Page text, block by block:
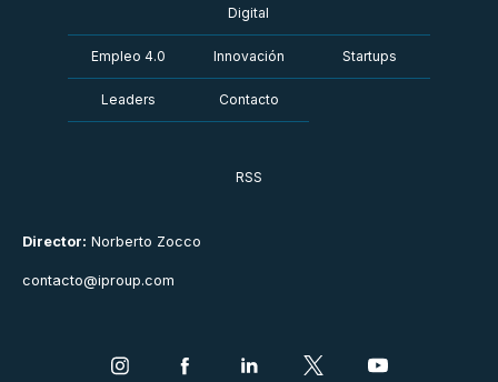
Director: Norberto Zocco
contacto@iproup.com
Digital
Empleo 4.0 Innovación Startups
Leaders Contacto
RSS